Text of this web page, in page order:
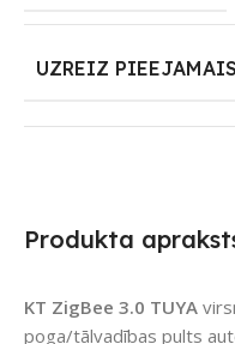
Produkta
KT ZigBee 3.0 TUYA
poga/tālvadības pults
UZREIZ